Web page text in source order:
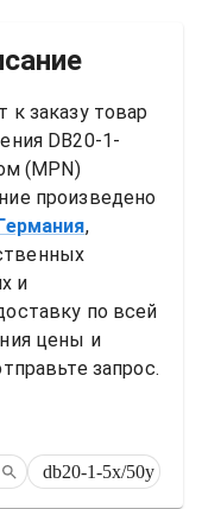
к заказу товар
DB20-1-
с артикулом (MPN)
произведено
,
и
по всей
цены и
запрос.
db20-1-5x/50y